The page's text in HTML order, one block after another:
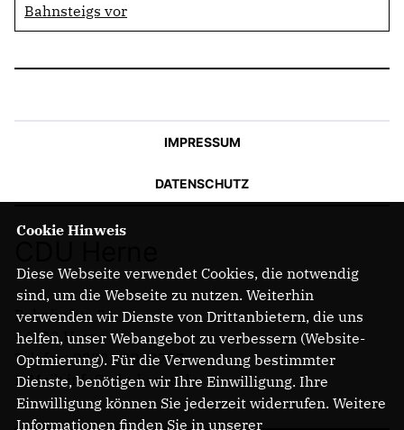
Bahnsteigs vor
IMPRESSUM
DATENSCHUTZ
Bahnhofstr. 84
44623 Herne
Telefon: 02323 2043737
E-Mail: info@cdu-herne.de
Cookie Hinweis
Diese Webseite verwendet Cookies, die notwendig
sind, um die Webseite zu nutzen. Weiterhin
verwenden wir Dienste von Drittanbietern, die uns
helfen, unser Webangebot zu verbessern (Website-
Optmierung). Für die Verwendung bestimmter
Dienste, benötigen wir Ihre Einwilligung. Ihre
Einwilligung können Sie jederzeit widerrufen. Weitere
Informationen finden Sie in unserer